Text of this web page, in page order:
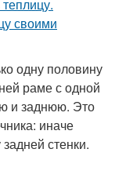
одну половину
раме с одной
и заднюю. Это
иначе
стенки.